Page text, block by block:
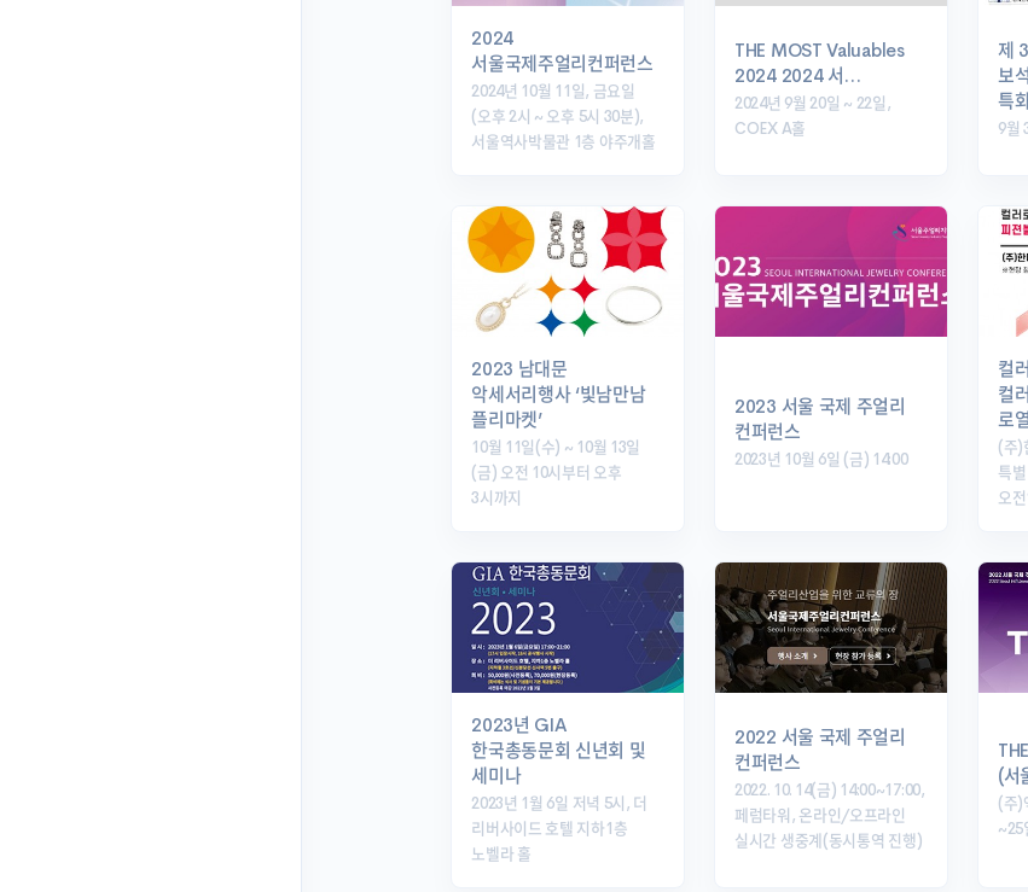
2024
서울국제주얼리컨퍼런스
2024년 10월 11일, 금요일
(오후 2시 ~ 오후 5시 30분),
서울역사박물관 1층 야주개홀
THE MOST Valuables
2024 2024 서…
2024년 9월 20일 ~ 22일,
COEX A홀
제
보
특
9월
2023 남대문
악세서리행사 ‘빛남만남
플리마켓’
10월 11일(수) ~ 10월 13일
(금) 오전 10시부터 오후
3시까지
2023 서울 국제 주얼리
컨퍼런스
2023년 10월 6일 (금) 14:00
컬
컬
로
(주)
특
오
2023년 GIA
한국총동문회 신년회 및
세미나
2023년 1월 6일 저녁 5시, 더
리버사이드 호텔 지하1층
노벨라 홀
2022 서울 국제 주얼리
컨퍼런스
2022. 10. 14(금) 14:00~17:00,
페럼타워, 온라인/오프라인
실시간 생중계(동시통역 진행)
(서
(주)
~25